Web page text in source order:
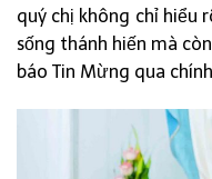
quý chị không chỉ hiểu
sống thánh hiến mà
báo Tin Mừng qua